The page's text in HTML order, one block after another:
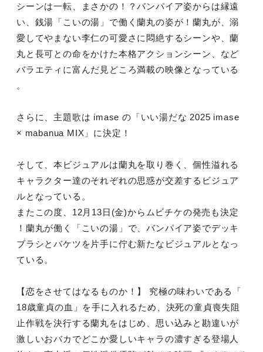
シーンは一転、まさかの！？バンパイア姿からは縁遠
い、銭湯「こいの湯」で働く蘭丸の姿が！蘭丸が、溺
愛してやまない李仁の可愛さに悶絶するシーンや、蘭
丸と長可との命をかけた本格アクションシーン、など
バラエティに富んだ見どころ満載の映像となっている
。
さらに、主題歌は imase の「いい湯だな 2025 imase
× mabanua MIX」に決定！
そして、本ビジュアルは蘭丸を取り巻く、個性溢れる
キャラクター達のそれぞれの思惑が交差するビジュア
ルとなっている。
またこの度、12月13日(金)からムビチケの発売も決定
！蘭丸が働く「こいの湯」で、バンパイア姿でデッキ
ブラシとバケツを片手に佇む新たなビジュアルとなっ
ている。
【恋をさせてはなるものか！】 究極の味わいである「
18歳童貞の血」を手に入れるため、決死の童貞喪失阻
止作戦を決行する蘭丸をはじめ、思い込みと勘違いが
激しいおバカでどこか愛しいキャラの濃すぎる登場人